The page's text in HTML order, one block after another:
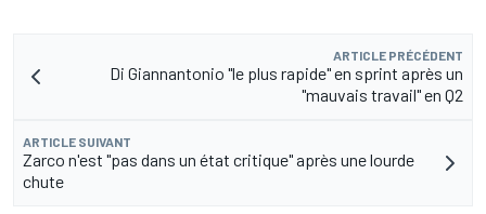
ARTICLE PRÉCÉDENT
Di Giannantonio "le plus rapide" en sprint après un
"mauvais travail" en Q2
ARTICLE SUIVANT
Zarco n'est "pas dans un état critique" après une lourde
chute